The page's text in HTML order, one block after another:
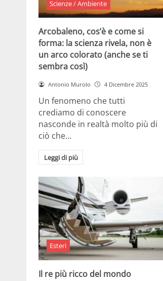
Scienze / Ambiente
Arcobaleno, cos’è e come si
forma: la scienza rivela, non è
un arco colorato (anche se ti
sembra così)
Antonio Murolo 4 Dicembre 2025
Un fenomeno che tutti
crediamo di conoscere
nasconde in realtà molto più di
ciò che…
Leggi di più
Esteri
Il re più ricco del mondo